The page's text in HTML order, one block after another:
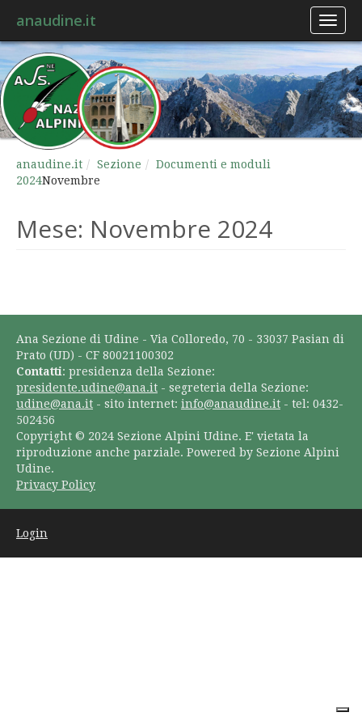
anaudine.it
anaudine.it Sezione
Documenti e moduli
2024Novembre
Mese: Novembre 2024
Ana Sezione di Udine - Via Colloredo, 70 - 33037 Pasian di
Prato (UD) - CF 80021100302
Contatti: presidenza della Sezione:
presidente.udine@ana.it - segreteria della Sezione:
udine@ana.it - sito internet: info@anaudine.it - tel: 0432-
502456
Copyright © 2024 Sezione Alpini Udine. E' vietata la
riproduzione anche parziale. Powered by Sezione Alpini
Udine.
Privacy Policy
Login